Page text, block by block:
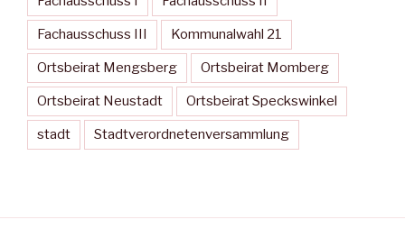
Fachausschuss III Kommunalwahl 21
Ortsbeirat Mengsberg Ortsbeirat Momberg
Ortsbeirat Neustadt Ortsbeirat Speckswinkel
stadt Stadtverordnetenversammlung